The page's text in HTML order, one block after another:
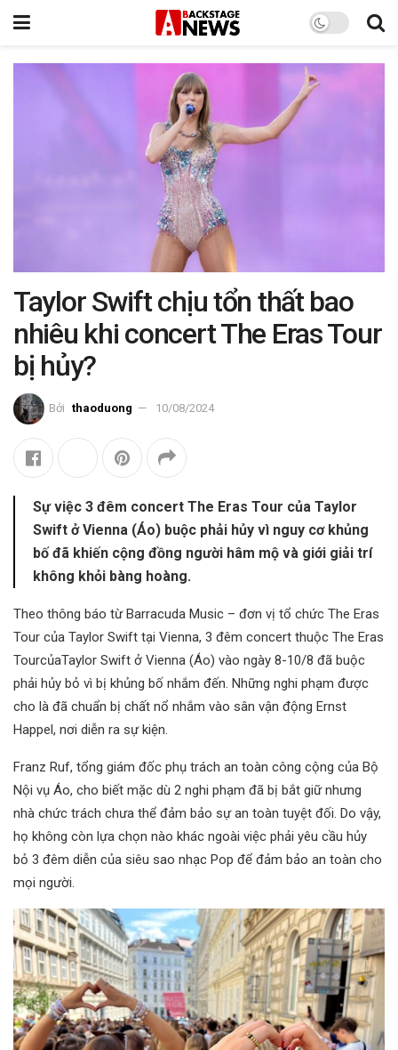
Taylor Swift chịu tổn thất bao
nhiêu khi concert The Eras Tour
bị hủy?
Bởi thaoduong 10/08/2024
Sự việc 3 đêm concert The Eras Tour của Taylor
Swift ở Vienna (Áo) buộc phải hủy vì nguy cơ khủng
bố đã khiến cộng đồng người hâm mộ và giới giải trí
không khỏi bàng hoàng.
Theo thông báo từ Barracuda Music – đơn vị tổ chức The Eras
Tour của Taylor Swift tại Vienna, 3 đêm concert thuộc The Eras
TourcủaTaylor Swift ở Vienna (Áo) vào ngày 8-10/8 đã buộc
phải hủy bỏ vì bị khủng bố nhắm đến. Những nghi phạm được
cho là đã chuẩn bị chất nổ nhắm vào sân vận động Ernst
Happel, nơi diễn ra sự kiện.
Franz Ruf, tổng giám đốc phụ trách an toàn công cộng của Bộ
Nội vụ Áo, cho biết mặc dù 2 nghi phạm đã bị bắt giữ nhưng
nhà chức trách chưa thể đảm bảo sự an toàn tuyệt đối. Do vậy,
họ không còn lựa chọn nào khác ngoài việc phải yêu cầu hủy
bỏ 3 đêm diễn của siêu sao nhạc Pop để đảm bảo an toàn cho
mọi người.